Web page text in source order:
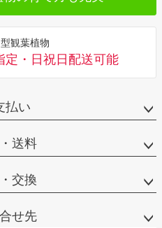
観葉植物
定・日祝日配送可能
払い
送料
交換
せ先